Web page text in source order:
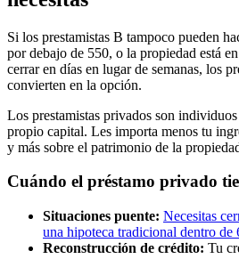
Si los prestamistas B tampoco pueden
por debajo de 550, o la propiedad está
cerrar en días en lugar de semanas, los
convierten en la opción.
Los prestamistas privados son
propio capital. Les importa menos tu
y más sobre el patrimonio de la
Cuándo el préstamo privado
Situaciones puente: Necesitas
una hipoteca tradicional dentro de
Reconstrucción de crédito: Tu